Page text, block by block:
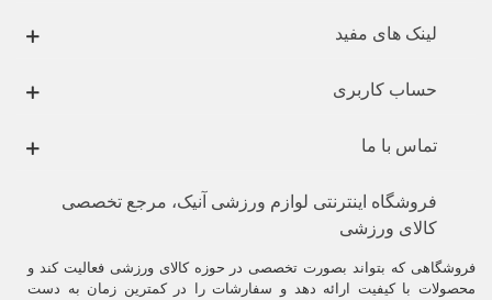
لینک های مفید
حساب کاربری
تماس با ما
فروشگاه اینترنتی لوازم ورزشی آنیک، مرجع تخصصی
کالای ورزشی
فروشگاهی که بتواند بصورت تخصصی در حوزه کالای ورزشی فعالیت کند و
محصولات با کیفیت ارائه دهد و سفارشات را در کمترین زمان به دست